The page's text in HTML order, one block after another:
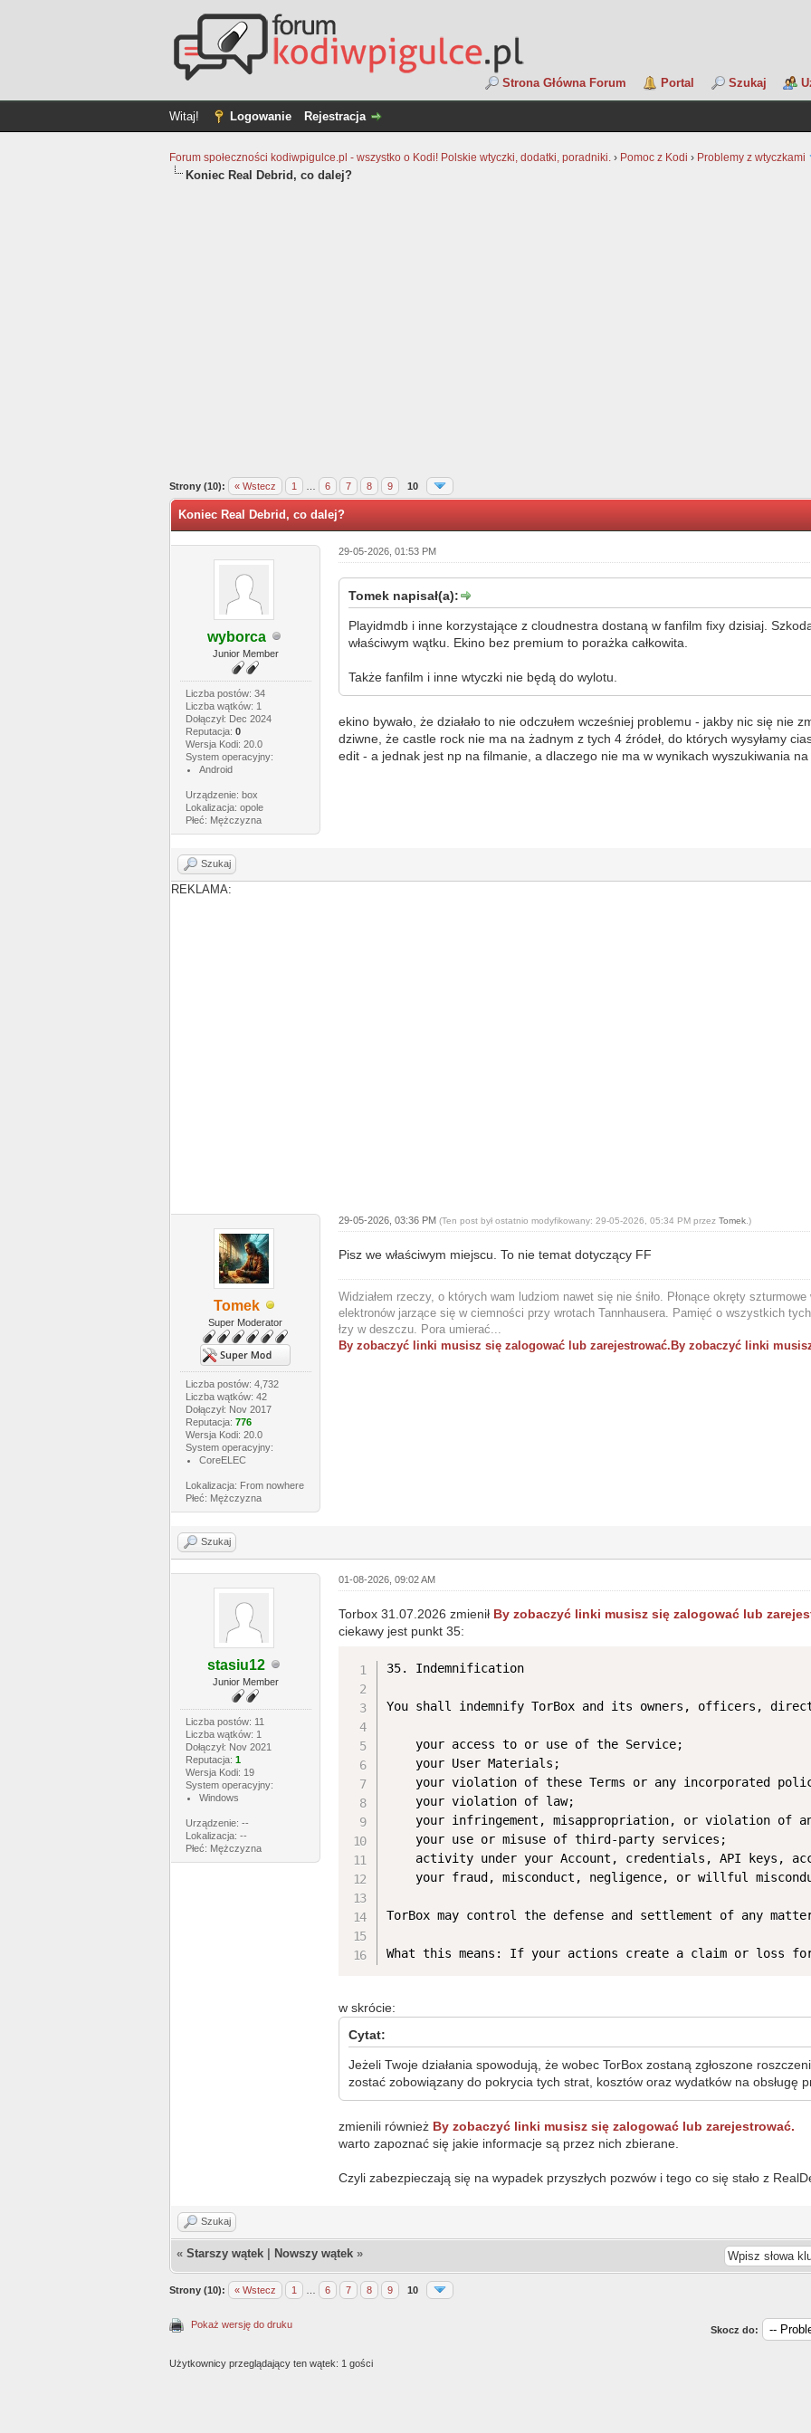
Strona Główna Forum Portal Szukaj
Witaj! Logowanie Rejestracja
Forum społeczności kodiwpigulce.pl - wszystko o Kodi! Polskie wtyczki, dodatki, poradniki. › Pomoc z Kodi › Problemy z wtyczkami
Koniec Real Debrid, co dalej?
Strony (10): « Wstecz 1 6 7 8 9 10
Koniec Real Debrid, co dalej?
wyborca
Junior Member
Liczba postów: 34
Liczba wątków: 1
Dołączył: Dec 2024
Reputacja: 0
Wersja Kodi: 20.0
System operacyjny:
Android
Urządzenie: box
Lokalizacja: opole
Płeć: Mężczyzna
29-05-2026, 01:53 PM
Tomek napisał(a):
Playidmdb i inne korzystające z cloudnestra dostaną w fanfilm fixy dzisiaj.
właściwym wątku. Ekino bez premium to porażka całkowita.
Także fanfilm i inne wtyczki nie będą do wylotu.
ekino bywało, że działało to nie odczułem wcześniej problemu - jakby nic się nie
dziwne, że castle rock nie ma na żadnym z tych 4 źródeł, do których wysyłamy
edit - a jednak jest np na filmanie, a dlaczego nie ma w wynikach wyszukiwania
Szukaj
REKLAMA:
Tomek
Super Moderator
Liczba postów: 4,732
Liczba wątków: 42
Dołączył: Nov 2017
Reputacja: 776
Wersja Kodi: 20.0
System operacyjny:
CoreELEC
Lokalizacja: From nowhere
Płeć: Mężczyzna
29-05-2026, 03:36 PM (Ten post był ostatnio modyfikowany: 29-05-2026, 05:34 PM przez Tomek.)
Pisz we właściwym miejscu. To nie temat dotyczący FF
Widziałem rzeczy, o których wam ludziom nawet się nie śniło. Płonące okręty
elektronów jarzące się w ciemności przy wrotach Tannhausera. Pamięć o wszystkich
łzy w deszczu. Pora umierać...
By zobaczyć linki musisz się zalogować lub zarejestrować. By zobaczyć linki
Szukaj
stasiu12
Junior Member
Liczba postów: 11
Liczba wątków: 1
Dołączył: Nov 2021
Reputacja: 1
Wersja Kodi: 19
System operacyjny:
Windows
Urządzenie: --
Lokalizacja: --
Płeć: Mężczyzna
01-08-2026, 09:02 AM
Torbox 31.07.2026 zmienił By zobaczyć linki musisz się zalogować lub
ciekawy jest punkt 35:
35. Indemnification
You shall indemnify TorBox and its owners, officers,
    your access to or use of the Service;
    your User Materials;
your violation of these Terms or any incorporated
    your violation of law;
your infringement, misappropriation, or violation of
    your use or misuse of third-party services;
activity under your Account, credentials, API keys,
your fraud, misconduct, negligence, or willful
TorBox may control the defense and settlement of any
What this means: If your actions create a claim or loss
w skrócie:
Cytat:
Jeżeli Twoje działania spowodują, że wobec TorBox zostaną zgłoszone
zostać zobowiązany do pokrycia tych strat, kosztów oraz wydatków na obsługę
zmienili również By zobaczyć linki musisz się zalogować lub zarejestrować.
warto zapoznać się jakie informacje są przez nich zbierane.
Czyli zabezpieczają się na wypadek przyszłych pozwów i tego co się stało z
Szukaj
« Starszy wątek Nowszy wątek »
Strony (10): « Wstecz 1 6 7 8 9 10
Pokaż wersję do druku Skocz do:
Użytkownicy przeglądający ten wątek: 1 gości